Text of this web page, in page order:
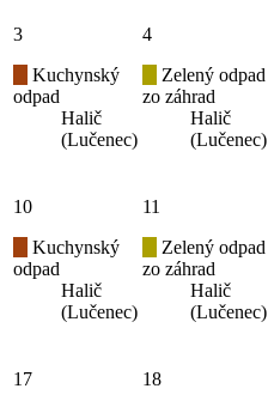
3
Kuchynský
odpad
Halič
(Lučenec)
4
Zelený odpad
zo záhrad
Halič
(Lučenec)
10
Kuchynský
odpad
Halič
(Lučenec)
11
Zelený odpad
zo záhrad
Halič
(Lučenec)
17
18